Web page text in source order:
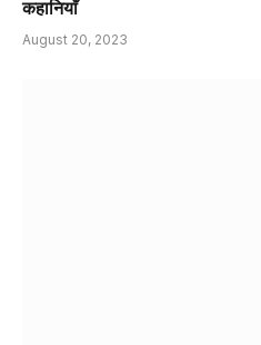
कहानियाँ
August 20, 2023